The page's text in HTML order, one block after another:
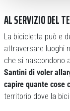
AL SERVIZIO DEL
La bicicletta può e
attraversare luoghi
che si nascondono
Santini di voler
capire quante cose
territorio dove la